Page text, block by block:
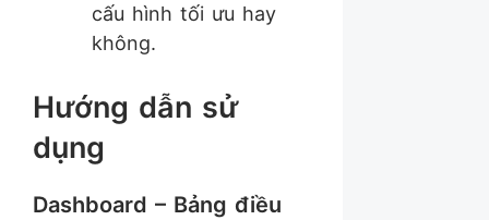
cấu hình tối ưu hay
không.
Hướng dẫn sử
dụng
Dashboard – Bảng điều